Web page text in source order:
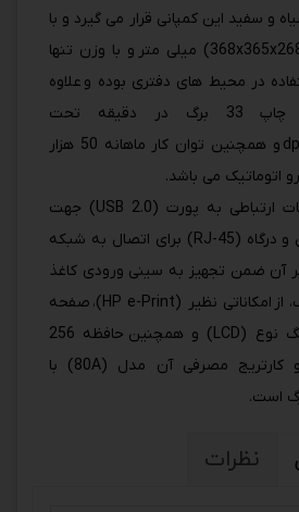
و سفید این کمپانی قرار می گیرد و با
ساختار ظاهری به ابعاد (368x365x268) میلی متر و با وزن تنها
در محیط های دفتری بوده و علاوه
بر تجهیز به سرعت چاپ 33 برگ در دقیقه تحت
رزولوشن (1200x1200) dpi و همچنین توان کار ماهانه 50 هزار
اتوماتیک می باشد.
این چاپگر در بحث امکانات ارتباطی به پورت (USB 2.0) جهت
اتصال حافظه جانبی فلش و درگاه (RJ-45) برای اتصال به شبکه
آن ضمن تجهیز به سینی ورودی کاغذ
به ظرفیت (50+250) برگ، از امکاناتی نظیر (HP e-Print)، صفحه
نمایش دوخطی و تک رنگ نوع (LCD) و همچنین حافظه 256
مگابایتی برخوردار بوده و کارتریج مصرفی آن مدل (80A) با
نظرات